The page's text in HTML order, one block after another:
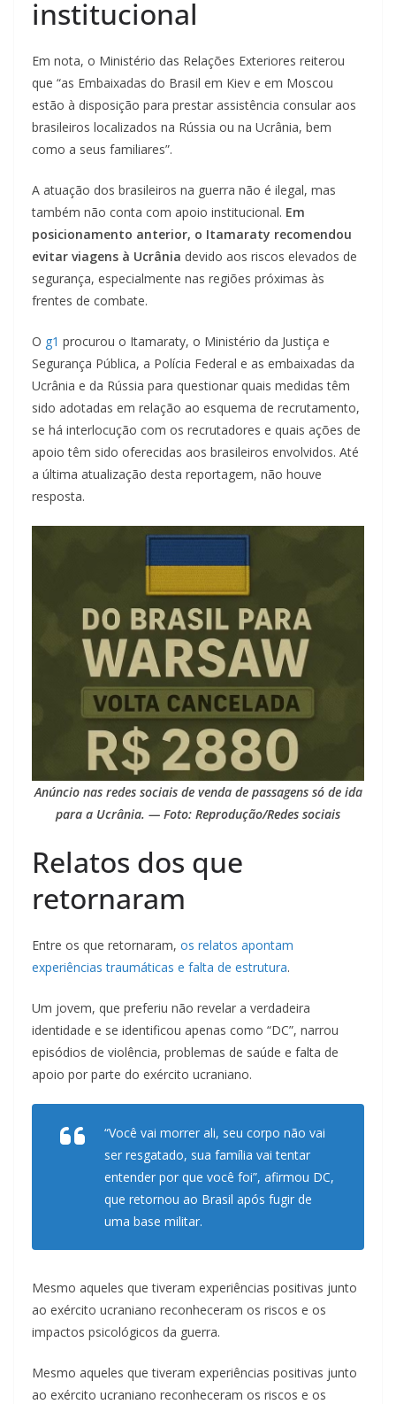
institucional
Em nota, o Ministério das Relações Exteriores reiterou
que “as Embaixadas do Brasil em Kiev e em Moscou
estão à disposição para prestar assistência consular aos
brasileiros localizados na Rússia ou na Ucrânia, bem
como a seus familiares”.
A atuação dos brasileiros na guerra não é ilegal, mas
também não conta com apoio institucional. Em
posicionamento anterior, o Itamaraty recomendou
evitar viagens à Ucrânia devido aos riscos elevados de
segurança, especialmente nas regiões próximas às
frentes de combate.
O g1 procurou o Itamaraty, o Ministério da Justiça e
Segurança Pública, a Polícia Federal e as embaixadas da
Ucrânia e da Rússia para questionar quais medidas têm
sido adotadas em relação ao esquema de recrutamento,
se há interlocução com os recrutadores e quais ações de
apoio têm sido oferecidas aos brasileiros envolvidos. Até
a última atualização desta reportagem, não houve
resposta.
Anúncio nas redes sociais de venda de passagens só de ida
para a Ucrânia. — Foto: Reprodução/Redes sociais
Relatos dos que
retornaram
Entre os que retornaram, os relatos apontam
experiências traumáticas e falta de estrutura.
Um jovem, que preferiu não revelar a verdadeira
identidade e se identificou apenas como “DC”, narrou
episódios de violência, problemas de saúde e falta de
apoio por parte do exército ucraniano.
“Você vai morrer ali, seu corpo não vai
ser resgatado, sua família vai tentar
entender por que você foi”, afirmou DC,
que retornou ao Brasil após fugir de
uma base militar.
Mesmo aqueles que tiveram experiências positivas junto
ao exército ucraniano reconheceram os riscos e os
impactos psicológicos da guerra.
Mesmo aqueles que tiveram experiências positivas junto
ao exército ucraniano reconheceram os riscos e os